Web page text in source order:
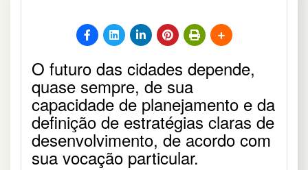
O futuro das cidades depende,
quase sempre, de sua
capacidade de planejamento e da
definição de estratégias claras de
desenvolvimento, de acordo com
sua vocação particular.